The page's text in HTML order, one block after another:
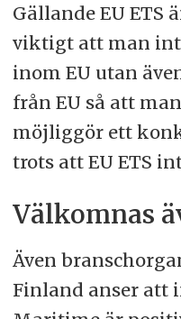
Gällande EU ETS
viktigt att man
inom EU utan
från EU så att
möjliggör ett
trots att EU ETS
Välkomnas
Även
Finland anser att